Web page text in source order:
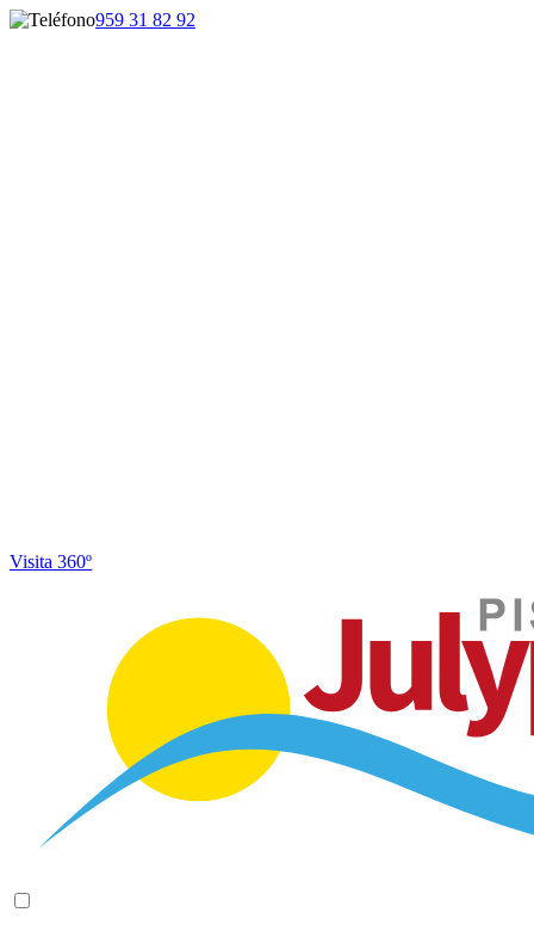
959 31 82 92
Visita 360º